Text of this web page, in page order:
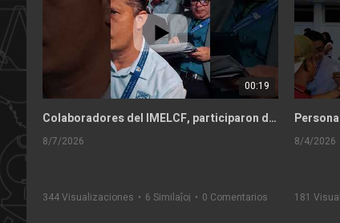
00:19
Colaboradores del IMELCF, participaron de la capacitación sobre la Ley 462 Retiró Seguro.
8/7/2026
344 Visualizaciones • 6 Similaĵoj • 0 Comentarios
8/4/2026
181